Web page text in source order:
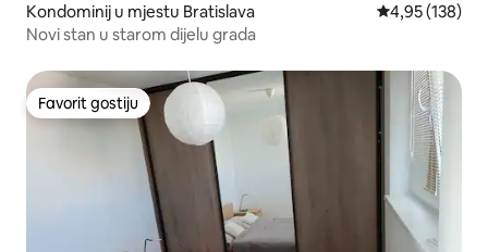
Kondominij u mjestu Bratislava Prosječna
4,95 (138)
Novi stan u starom dijelu grada
Favorit gostiju
Favorit gostiju